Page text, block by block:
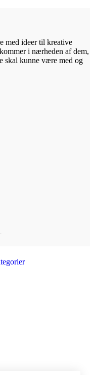
med ideer til kreative
i nærheden af dem,
skal kunne være med og